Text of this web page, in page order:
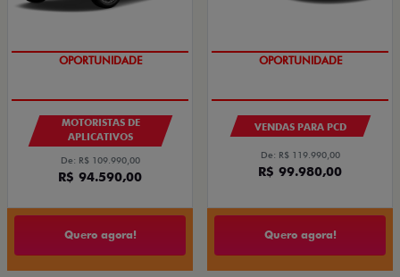
OPORTUNIDADE
MOTORISTAS DE
APLICATIVOS
De: R$ 109.990,00
R$ 94.590,00
Quero agora!
OPORTUNIDADE
VENDAS PARA PCD
De: R$ 119.990,00
R$ 99.980,00
Quero agora!